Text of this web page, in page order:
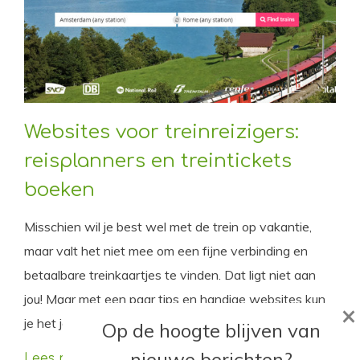
Websites voor treinreizigers:
reisplanners en treintickets
boeken
Misschien wil je best wel met de trein op vakantie,
maar valt het niet mee om een fijne verbinding en
betaalbare treinkaartjes te vinden. Dat ligt niet aan
jou! Maar met een paar tips en handige websites kun
je het jezelf wel iets makkelijker maken.
Op de hoogte blijven van
×